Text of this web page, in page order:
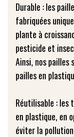
Durable : les
fabriquées
plante à
pesticide et
Ainsi, nos pailles
pailles en
Réutilisable : les
en plastique, en
éviter la pollution